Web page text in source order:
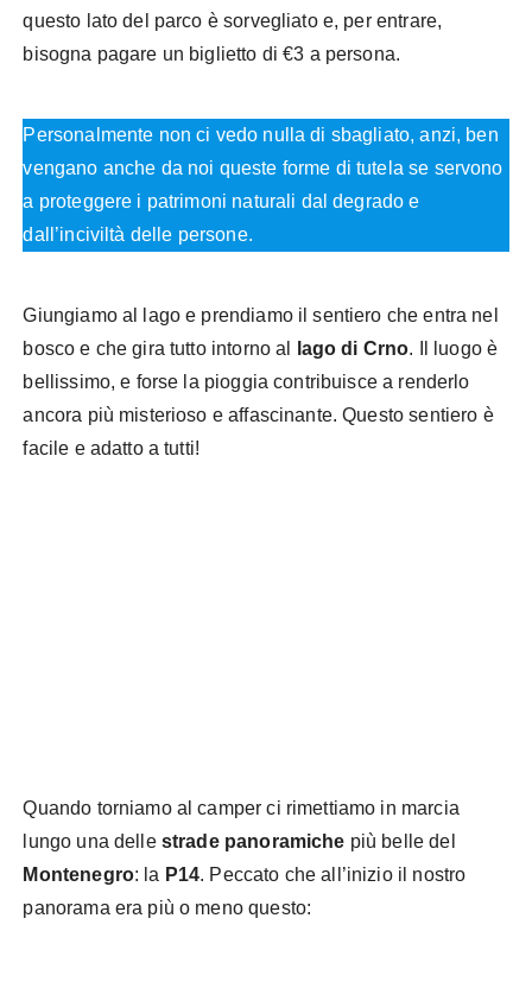
questo lato del parco è sorvegliato e, per entrare,
bisogna pagare un biglietto di €3 a persona.
Personalmente non ci vedo nulla di sbagliato, anzi, ben
vengano anche da noi queste forme di tutela se servono
a proteggere i patrimoni naturali dal degrado e
dall’inciviltà delle persone.
Giungiamo al lago e prendiamo il sentiero che entra nel
bosco e che gira tutto intorno al
lago di Crno. Il luogo è
bellissimo, e forse la pioggia contribuisce a renderlo
ancora più misterioso e affascinante. Questo sentiero è
facile e adatto a tutti!
Quando torniamo al camper ci rimettiamo in marcia
lungo una delle strade panoramiche più belle del
Montenegro: la P14. Peccato che all’inizio il nostro
panorama era più o meno questo: